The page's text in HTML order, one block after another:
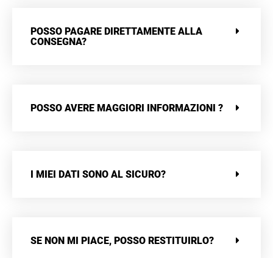
POSSO PAGARE DIRETTAMENTE ALLA
CONSEGNA?
POSSO AVERE MAGGIORI INFORMAZIONI ?
I MIEI DATI SONO AL SICURO?
SE NON MI PIACE, POSSO RESTITUIRLO?